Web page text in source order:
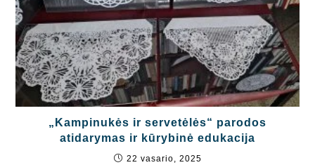
„Kampinukės ir servetėlės“ parodos
atidarymas ir kūrybinė edukacija
22 vasario, 2025